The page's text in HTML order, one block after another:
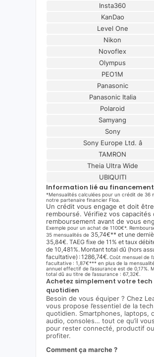
Insta360
KanDao
Level One
Nikon
Novoflex
Olympus
PEO1M
Panasonic
Panasonic Italia
Polaroid
Samyang
Sony
Sony Europe Ltd. â
TAMRON
Theia Ultra Wide
UBIQUITI
Information lié au financement
*Mensualités calculées pour un crédit de 36
notre partenaire financier Floa.
Un crédit vous engage et doit être
remboursé. Vérifiez vos capacités
remboursement avant de vous
Exemple pour un achat de 1100€*.
35 mensualités de 35,74€** et une
35,84€. TAEG fixe de 11% et taux
de 10,481%. Montant total dû (hors
facultative) : 1286,74€.Coût mensuel de
facultative : 1,87€*** en plus de la
annuel effectif de l’assurance est de 0,17%.
total dû au titre de l’assurance : 67,32€.
Achetez simplement votre tech
quotidien
Besoin de vous équiper ? Chez
vous propose l’essentiel de la
quotidien. Smartphones, laptops,
audio, consoles… tout ce qu’il
pour rester connecté, productif
profiter.
Comment ça marche ?